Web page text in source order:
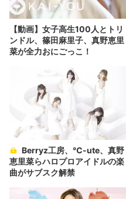
【動画】女子高生100人とトリ
ンドル、篠田麻里子、真野恵里
菜が全力おにごっこ！
恵里菜らハロプロアイドルの楽
曲がサブスク解禁